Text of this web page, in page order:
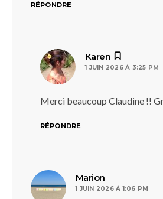
RÉPONDRE
Karen
1 JUIN 2026 À 3:25 PM
Merci beaucoup Claudine !!
RÉPONDRE
Marion
1 JUIN 2026 À 1:06 PM